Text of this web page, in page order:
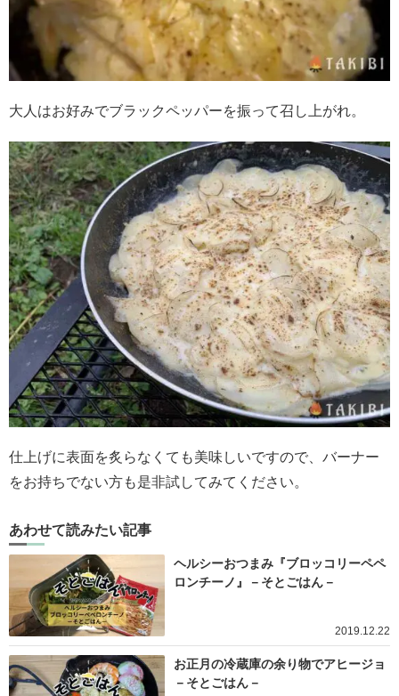
大人はお好みでブラックペッパーを振って召し上がれ。
仕上げに表面を炙らなくても美味しいですので、バーナー
をお持ちでない方も是非試してみてください。
あわせて読みたい記事
ヘルシーおつまみ『ブロッコリーペペ
ロンチーノ』－そとごはん－
2019.12.22
お正月の冷蔵庫の余り物でアヒージョ
－そとごはん－